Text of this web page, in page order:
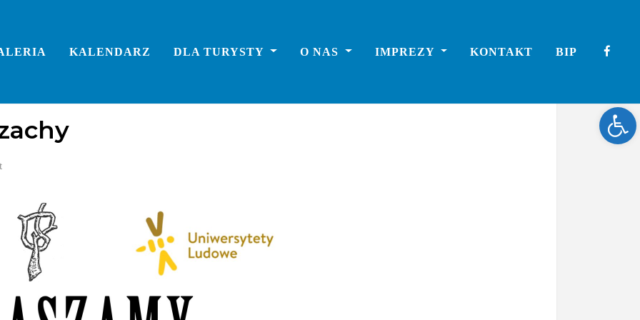
KALENDARZ DLA TURYSTY O NAS IMPREZY KONTAKT BIP